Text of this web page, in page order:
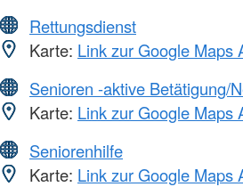
Rettungsdienst
Karte: Link zur Google Maps
Senioren -aktive Betätigung/
Karte: Link zur Google Maps
Seniorenhilfe
Karte: Link zur Google Maps